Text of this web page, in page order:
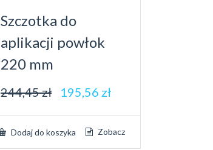
Szczotka do
aplikacji powłok
220 mm
244,45zł 195,56 zł
Dodaj do koszyka Zobacz